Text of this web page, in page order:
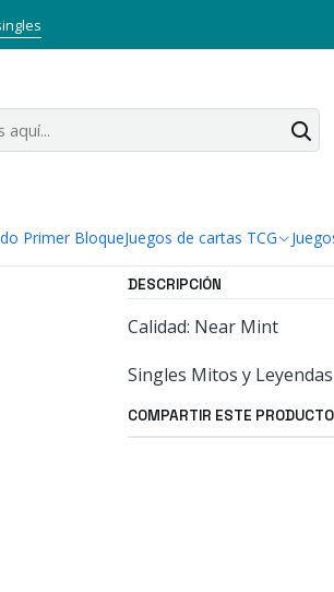
Primer BloqueJuegos de cartas TCG
Singles Primer Bloque MYL
ISIS BLACK -
Mostrar stock de
DESCRIPCIÓN
Calidad: Near Mint
Singles Mitos y Leyendas
COMPARTIR ESTE PRODUCTO